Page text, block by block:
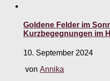
Goldene Felder im
Kurzbegegnungen im
10. September 2024
von Annika